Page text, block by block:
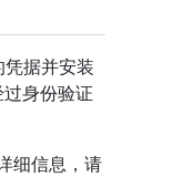
据并安装
身份验证
细信息，请